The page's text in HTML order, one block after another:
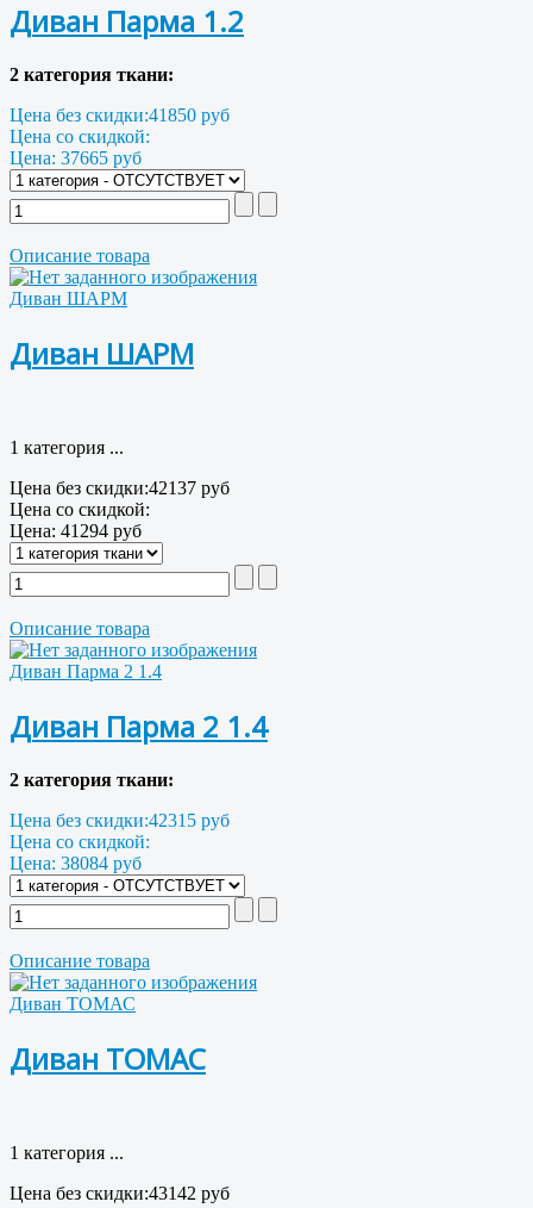
Диван Парма 1.2
2 категория ткани:
Цена без скидки:41850 руб
Цена со скидкой:
Цена: 37665 руб
Описание товара
Диван ШАРМ
Диван ШАРМ
1 категория ...
Цена без скидки:42137 руб
Цена со скидкой:
Цена: 41294 руб
Описание товара
Диван Парма 2 1.4
Диван Парма 2 1.4
2 категория ткани:
Цена без скидки:42315 руб
Цена со скидкой:
Цена: 38084 руб
Описание товара
Диван ТОМАС
Диван ТОМАС
1 категория ...
Цена без скидки:43142 руб